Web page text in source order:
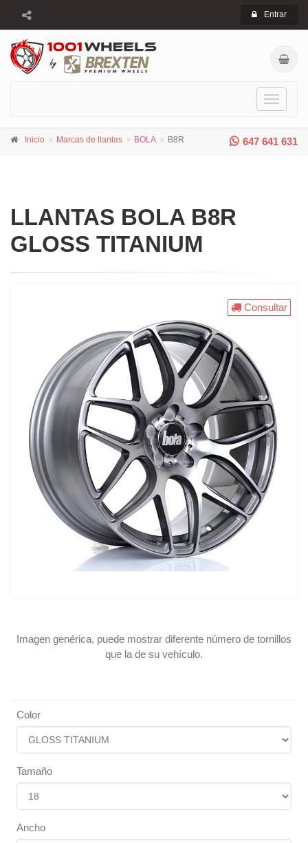
Entrar
Toggle
647 641 631
Inicio Marcas de llantas BOLA B8R
LLANTAS BOLA B8R
GLOSS TITANIUM
Imagen genérica, puede mostrar diferente número de tornillos
que la de su vehículo.
Consultar
Color
Tamaño
Ancho